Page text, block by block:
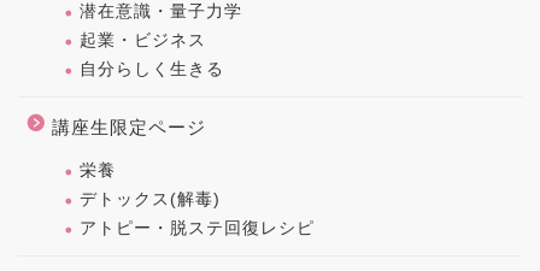
潜在意識・量子力学
起業・ビジネス
自分らしく生きる
講座生限定ページ
栄養
デトックス(解毒)
アトピー・脱ステ回復レシピ